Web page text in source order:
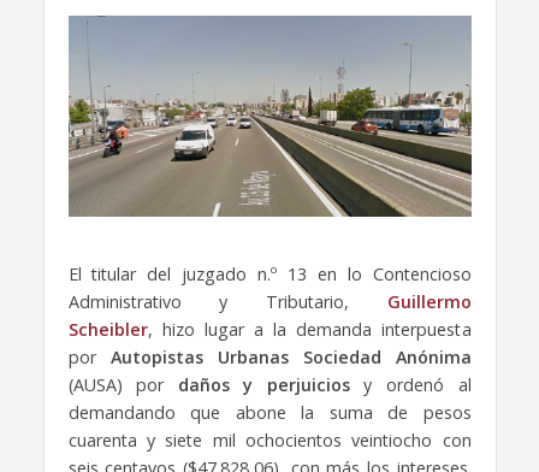
El titular del juzgado n.º 13 en lo Contencioso
Administrativo y Tributario, Guillermo
Scheibler, hizo lugar a la demanda interpuesta
por Autopistas Urbanas Sociedad Anónima
(AUSA) por daños y perjuiciosy ordenó al
demandando que abone la suma de pesos
cuarenta y siete mil ochocientos veintiocho con